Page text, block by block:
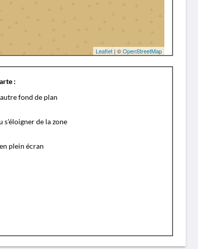
Leaflet | ©OpenStreetMap
:
fond de plan
s'éloigner de la zone
plein écran